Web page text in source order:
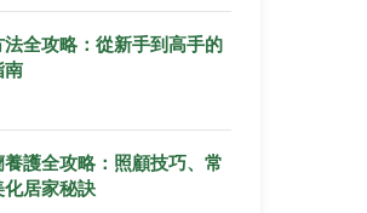
全攻略：從新手到高手的
南
護全攻略：照顧技巧、常
居家秘訣